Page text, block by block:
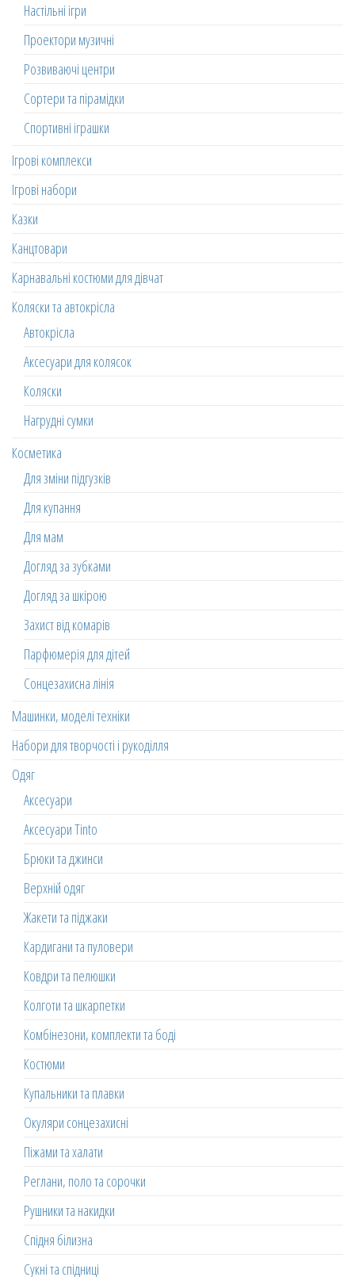
Настільні ігри
Проектори музичні
Розвиваючі центри
Сортери та пірамідки
Спортивні іграшки
Ігрові комплекси
Ігрові набори
Казки
Канцтовари
Карнавальні костюми для дівчат
Коляски та автокрісла
Автокрісла
Аксесуари для колясок
Коляски
Нагрудні сумки
Косметика
Для зміни підгузків
Для купання
Для мам
Догляд за зубками
Догляд за шкірою
Захист від комарів
Парфюмерія для дітей
Сонцезахисна лінія
Машинки, моделі техніки
Набори для творчості і рукоділля
Одяг
Аксесуари
Аксесуари Tinto
Брюки та джинси
Верхній одяг
Жакети та піджаки
Кардигани та пуловери
Ковдри та пелюшки
Колготи та шкарпетки
Комбінезони, комплекти та боді
Костюми
Купальники та плавки
Окуляри сонцезахисні
Піжами та халати
Реглани, поло та сорочки
Рушники та накидки
Спідня білизна
Сукні та спідниці